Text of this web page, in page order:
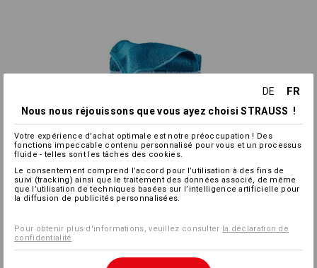
DE FR
Nous nous réjouissons que vous ayez choisi STRAUSS !
Votre expérience d'achat optimale est notre préoccupation ! Des
fonctions impeccable contenu personnalisé pour vous et un processus
fluide - telles sont les tâches des cookies.
Le consentement comprend l’accord pour l’utilisation à des fins de
suivi (tracking) ainsi que le traitement des données associé, de même
que l’utilisation de techniques basées sur l’intelligence artificielle pour
la diffusion de publicités personnalisées.
Pour obtenir plus d'informations, veuillez consulter la déclaration de
confidentialité .